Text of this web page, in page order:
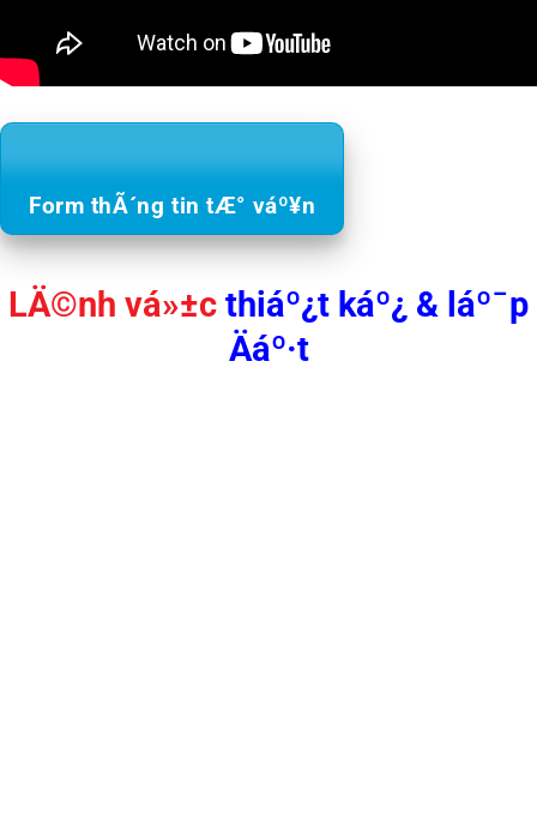
Form thÃ´ng tin tÆ° váº¥n
LÄ©nh vá»±c thiáº¿t káº¿ & láº¯p
Äáº·t